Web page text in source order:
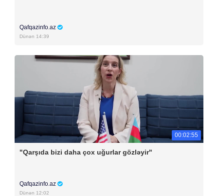
Qafqazinfo.az
Dünən 14:39
00:02:55
"Qarşıda bizi daha çox uğurlar gözləyir"
Qafqazinfo.az
Dünən 12:02